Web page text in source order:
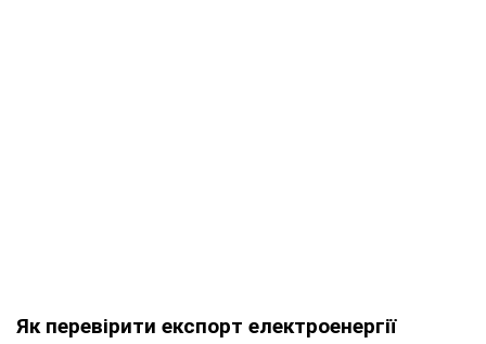
Як перевірити експорт електроенергії